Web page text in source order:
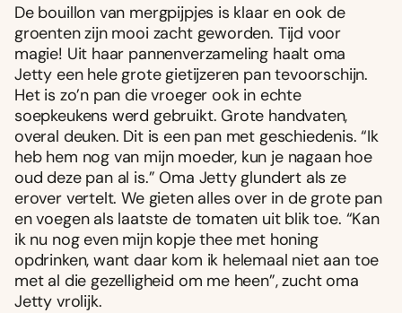
De bouillon van mergpijpjes is klaar en ook de
groenten zijn mooi zacht geworden. Tijd voor
magie! Uit haar pannenverzameling haalt oma
Jetty een hele grote gietijzeren pan tevoorschijn.
Het is zo’n pan die vroeger ook in echte
soepkeukens werd gebruikt. Grote handvaten,
overal deuken. Dit is een pan met geschiedenis. “Ik
heb hem nog van mijn moeder, kun je nagaan hoe
oud deze pan al is.” Oma Jetty glundert als ze
erover vertelt. We gieten alles over in de grote pan
en voegen als laatste de tomaten uit blik toe. “Kan
ik nu nog even mijn kopje thee met honing
opdrinken, want daar kom ik helemaal niet aan toe
met al die gezelligheid om me heen”, zucht oma
Jetty vrolijk.